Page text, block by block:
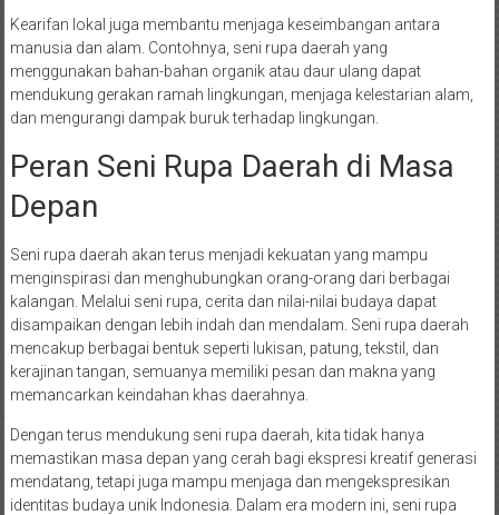
Kearifan lokal juga membantu menjaga keseimbangan antara
manusia dan alam. Contohnya, seni rupa daerah yang
menggunakan bahan-bahan organik atau daur ulang dapat
mendukung gerakan ramah lingkungan, menjaga kelestarian alam,
dan mengurangi dampak buruk terhadap lingkungan.
Peran Seni Rupa Daerah di Masa
Depan
Seni rupa daerah akan terus menjadi kekuatan yang mampu
menginspirasi dan menghubungkan orang-orang dari berbagai
kalangan. Melalui seni rupa, cerita dan nilai-nilai budaya dapat
disampaikan dengan lebih indah dan mendalam. Seni rupa daerah
mencakup berbagai bentuk seperti lukisan, patung, tekstil, dan
kerajinan tangan, semuanya memiliki pesan dan makna yang
memancarkan keindahan khas daerahnya.
Dengan terus mendukung seni rupa daerah, kita tidak hanya
memastikan masa depan yang cerah bagi ekspresi kreatif generasi
mendatang, tetapi juga mampu menjaga dan mengekspresikan
identitas budaya unik Indonesia. Dalam era modern ini, seni rupa